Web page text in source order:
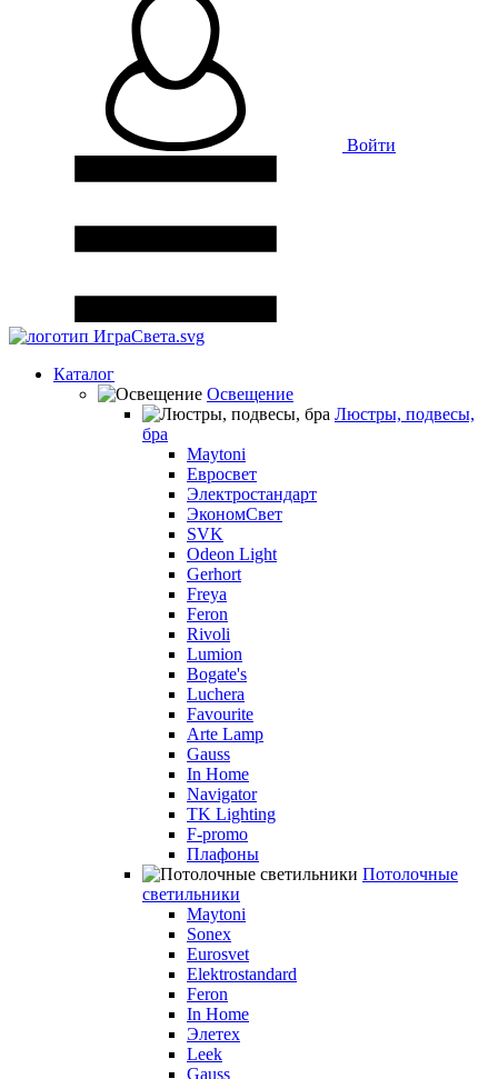
Войти
Каталог
Освещение
Люстры, подвесы,
бра
Maytoni
Евросвет
Электростандарт
ЭкономСвет
SVK
Odeon Light
Gerhort
Freya
Feron
Rivoli
Lumion
Bogate's
Luchera
Favourite
Arte Lamp
Gauss
In Home
Navigator
TK Lighting
F-promo
Плафоны
Потолочные
светильники
Maytoni
Sonex
Eurosvet
Elektrostandard
Feron
In Home
Элетех
Leek
Gauss